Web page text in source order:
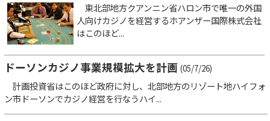
東北部地方クアンニン省ハロン市で唯一の外国
人向けカジノを経営するホアンザー国際株式会社
はこのほど...
ドーソンカジノ事業規模拡大を計画 (05/7/26)
計画投資省はこのほど政府に対し、北部地方のリゾート地ハイフォ
ン市ドーソンでカジノ経営を行なうハイ...